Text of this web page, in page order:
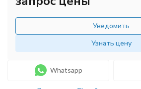
Уведомить
Узнать цену
Whatsapp